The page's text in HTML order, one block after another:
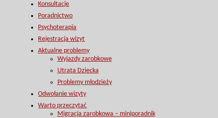
Konsultacje
Poradnictwo
Psychoterapia
Rejestracja wizyt
Aktualne problemy
Wyjazdy zarobkowe
Utrata Dziecka
Problemy młodzieży
Odwołanie wizyty
Warto przeczytać
Migracja zarobkowa – miniporadnik